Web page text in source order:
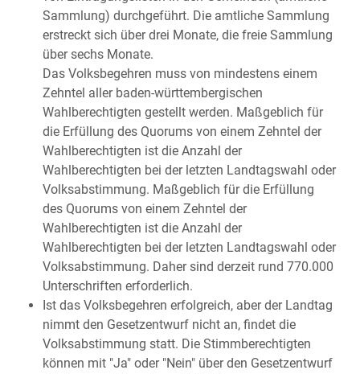
Sammlung) durchgeführt. Die amtliche Sammlung
erstreckt sich über drei Monate, die freie Sammlung
über sechs Monate.
Das Volksbegehren muss von mindestens einem
Zehntel aller baden-württembergischen
Wahlberechtigten gestellt werden. Maßgeblich für
die Erfüllung des Quorums von einem Zehntel der
Wahlberechtigten ist die Anzahl der
Wahlberechtigten bei der letzten Landtagswahl oder
Volksabstimmung. Maßgeblich für die Erfüllung
des Quorums von einem Zehntel der
Wahlberechtigten ist die Anzahl der
Wahlberechtigten bei der letzten Landtagswahl oder
Volksabstimmung. Daher sind derzeit rund 770.000
Unterschriften erforderlich.
Ist das Volksbegehren erfolgreich, aber der Landtag
nimmt den Gesetzentwurf nicht an, findet die
Volksabstimmung statt. Die Stimmberechtigten
können mit "Ja" oder "Nein" über den Gesetzentwurf